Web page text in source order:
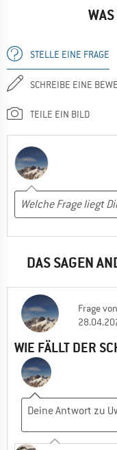
STELLE EINE FRAGE
SCHREIBE EINE
TEILE EIN BILD
DAS SAGEN
Fragevon
WIE FÄLLT DER